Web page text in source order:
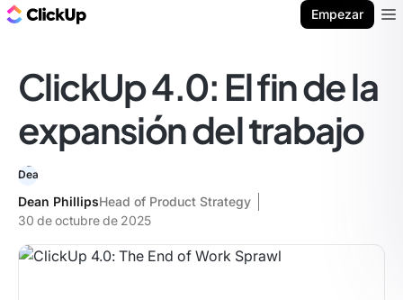
Empezar
ClickUp 4.0: El fin de la
expansión del trabajo
Dean PhillipsHead of Product Strategy
30 de octubre de 2025